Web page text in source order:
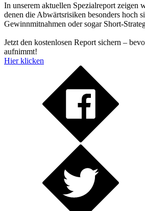
In unserem aktuellen Spezialreport zeigen
denen die Abwärtsrisiken besonders hoch
Gewinnmitnahmen oder sogar Short-
Jetzt den kostenlosen Report sichern –
aufnimmt!
Hier klicken